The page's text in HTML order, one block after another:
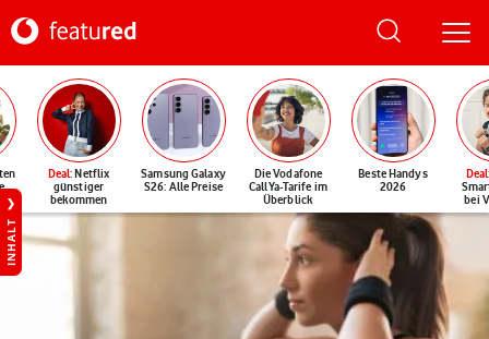
Deal: Netflix
günstiger
bekommen
Samsung Galaxy
S26: Alle Preise
Die Vodafone
CallYa-Tarife im
Überblick
Beste Handys
2026
Deal
bei
INHALT